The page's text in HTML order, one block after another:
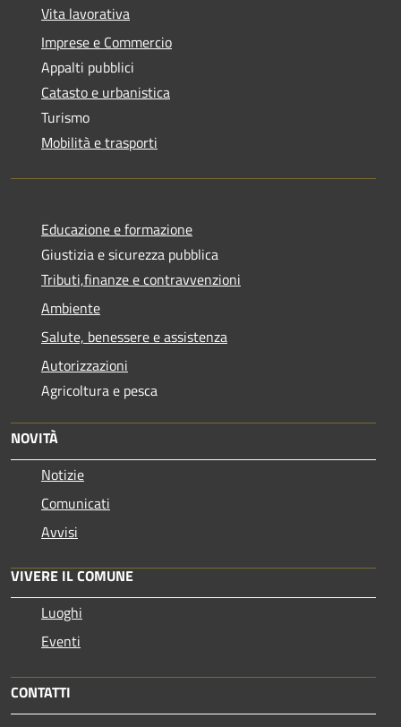
Vita lavorativa
Imprese e Commercio
Appalti pubblici
Catasto e urbanistica
Turismo
Mobilità e trasporti
Educazione e formazione
Giustizia e sicurezza pubblica
Tributi,finanze e contravvenzioni
Ambiente
Salute, benessere e assistenza
Autorizzazioni
Agricoltura e pesca
NOVITÀ
Notizie
Comunicati
Avvisi
VIVERE IL COMUNE
Luoghi
Eventi
CONTATTI